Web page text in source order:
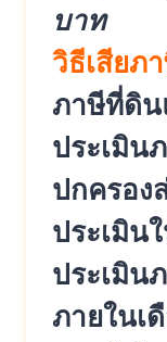
บาท
วิธีเสียภ
ภาษีที่ดิน
ประเมิน
ปกครอง
ประเมิน
ประเมิน
ภายในเ